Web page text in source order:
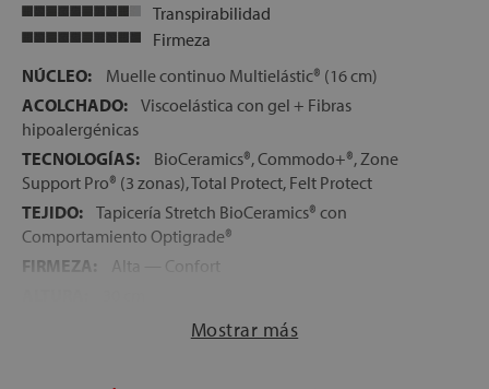
Transpirabilidad
Firmeza
NÚCLEO:
Muelle continuo Multielástic® (16 cm)
ACOLCHADO: Viscoelástica con gel + Fibras
hipoalergénicas
TECNOLOGÍAS:
BioCeramics®, Commodo+®, Zone
Support Pro® (3 zonas), Total Protect, Felt Protect
TEJIDO: Tapicería Stretch BioCeramics® con
Comportamiento Optigrade®
FIRMEZA:
Alta — Confort
Mismas capas a ambos lados del colchón
VERSIÓN GEMELO:
Mostrar más